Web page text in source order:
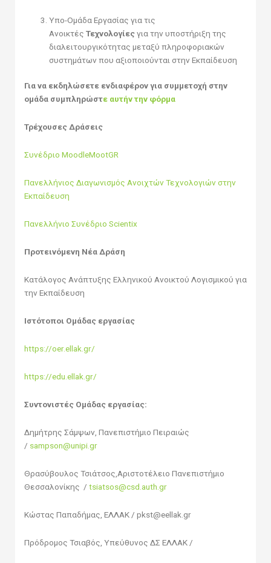
Υπο-Ομάδα Εργασίας για τις
ΑνοικτέςΤεχνολογίεςγια την υποστήριξη της
διαλειτουργικότητας μεταξύ πληροφοριακών
συστημάτων που αξιοποιούνται στην Εκπαίδευση
Για να εκδηλώσετε ενδιαφέρον για συμμετοχή στην
ομάδα συμπληρώστε αυτήν την φόρμα
Τρέχουσες Δράσεις
Συνέδριο MoodleMootGR
Πανελλήνιος Διαγωνισμός Ανοιχτών Τεχνολογιών στην
Εκπαίδευση
Πανελλήνιο Συνέδριο Scientix
Προτεινόμενη Νέα Δράση
Κατάλογος Ανάπτυξης Ελληνικού Ανοικτού Λογισμικού για
την Εκπαίδευση
Ιστότοποι Ομάδας εργασίας
https://oer.ellak.gr/
https://edu.ellak.gr/
Συντονιστές Ομάδας εργασίας:
Δημήτρης Σάμψων, Πανεπιστήμιο Πειραιώς
/ sampson@unipi.gr
Θρασύβουλος Τσιάτσος,Αριστοτέλειο Πανεπιστήμιο
Θεσσαλονίκης / tsiatsos@csd.auth.gr
Κώστας Παπαδήμας, ΕΛΛΑΚ / pkst@eellak.gr
Πρόδρομος Τσιαβός, Υπεύθυνος ΔΣ ΕΛΛΑΚ /